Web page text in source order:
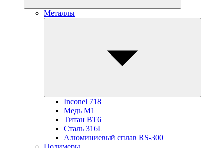
Металлы
Inconel 718
Медь М1
Титан ВТ6
Сталь 316L
Алюминиевый сплав RS-300
Полимеры